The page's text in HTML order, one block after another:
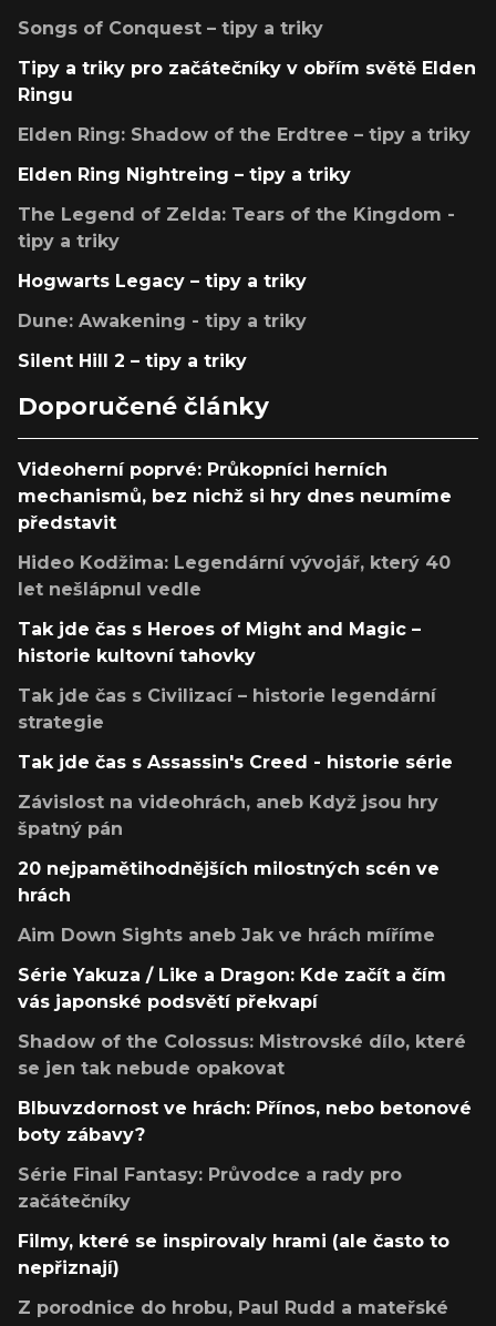
Songs of Conquest – tipy a triky
Tipy a triky pro začátečníky v obřím světě Elden
Ringu
Elden Ring: Shadow of the Erdtree – tipy a triky
Elden Ring Nightreing – tipy a triky
The Legend of Zelda: Tears of the Kingdom -
tipy a triky
Hogwarts Legacy – tipy a triky
Dune: Awakening - tipy a triky
Silent Hill 2 – tipy a triky
Doporučené články
Videoherní poprvé: Průkopníci herních
mechanismů, bez nichž si hry dnes neumíme
představit
Hideo Kodžima: Legendární vývojář, který 40
let nešlápnul vedle
Tak jde čas s Heroes of Might and Magic –
historie kultovní tahovky
Tak jde čas s Civilizací – historie legendární
strategie
Tak jde čas s Assassin's Creed - historie série
Závislost na videohrách, aneb Když jsou hry
špatný pán
20 nejpamětihodnějších milostných scén ve
hrách
Aim Down Sights aneb Jak ve hrách míříme
Série Yakuza / Like a Dragon: Kde začít a čím
vás japonské podsvětí překvapí
Shadow of the Colossus: Mistrovské dílo, které
se jen tak nebude opakovat
Blbuvzdornost ve hrách: Přínos, nebo betonové
boty zábavy?
Série Final Fantasy: Průvodce a rady pro
začátečníky
Filmy, které se inspirovaly hrami (ale často to
nepřiznají)
Z porodnice do hrobu, Paul Rudd a mateřské